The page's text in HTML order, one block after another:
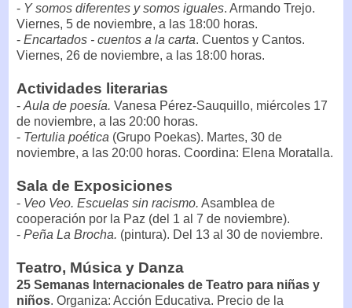
- Y somos diferentes y somos iguales. Armando Trejo.
Viernes, 5 de noviembre, a las 18:00 horas.
- Encartados - cuentos a la carta. Cuentos y Cantos.
Viernes, 26 de noviembre, a las 18:00 horas.
Actividades literarias
- Aula de poesía. Vanesa Pérez-Sauquillo, miércoles 17
de noviembre, a las 20:00 horas.
- Tertulia poética (Grupo Poekas). Martes, 30 de
noviembre, a las 20:00 horas. Coordina: Elena Moratalla.
Sala de Exposiciones
- Veo Veo. Escuelas sin racismo. Asamblea de
cooperación por la Paz (del 1 al 7 de noviembre).
- Peña La Brocha. (pintura). Del 13 al 30 de noviembre.
Teatro, Música y Danza
25 Semanas Internacionales de Teatro para niñas y
niños. Organiza: Acción Educativa. Precio de la